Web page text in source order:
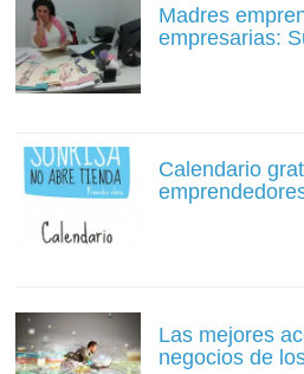
Madres
empresarias:
Calendario
Las mejores
negocios de